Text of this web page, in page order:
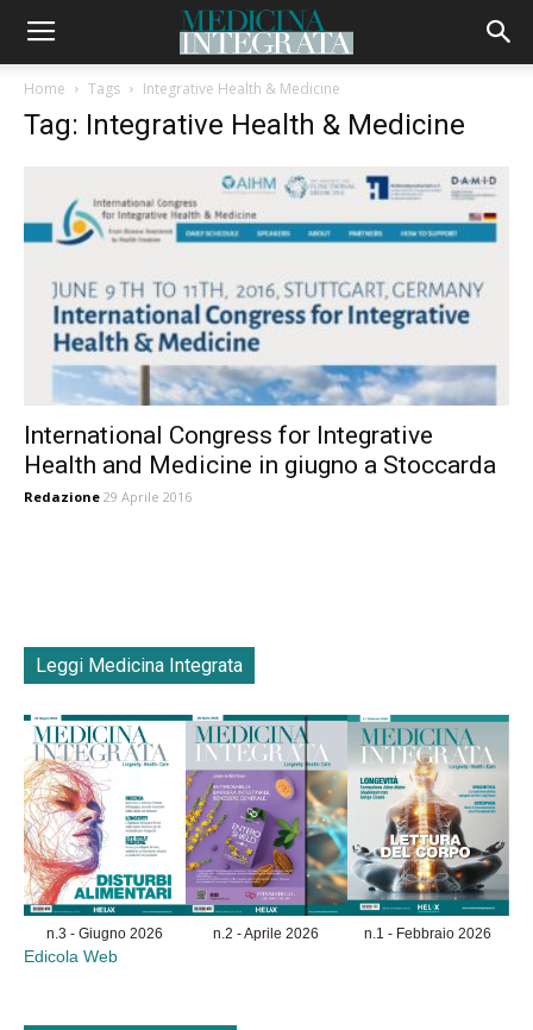
Home Tags Integrative Health & Medicine
Tag: Integrative Health & Medicine
International Congress for Integrative
Health and Medicine in giugno a Stoccarda
Redazione 29 Aprile 2016
Leggi Medicina Integrata
n.3 - Giugno 2026 n.2 - Aprile 2026 n.1 - Febbraio 2026
Edicola Web